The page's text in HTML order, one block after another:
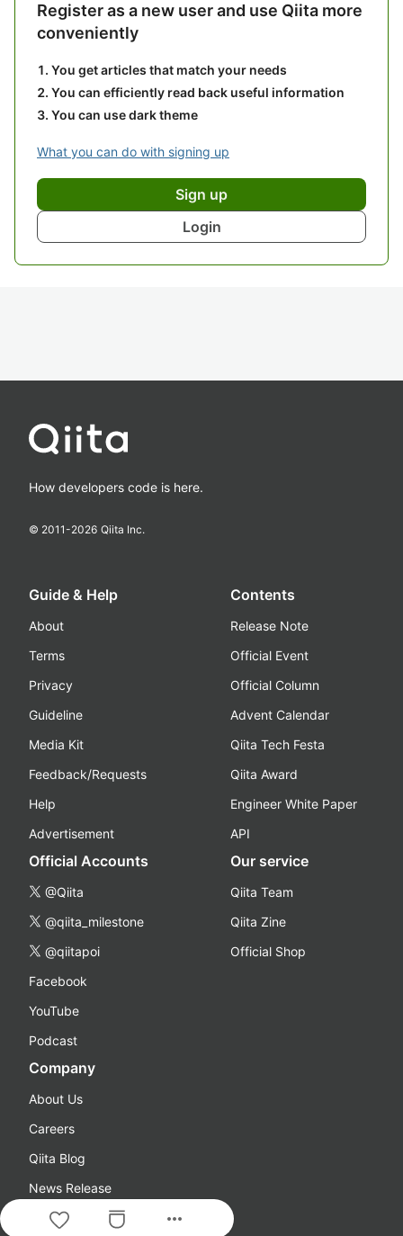
Register as a new user and use Qiita more
conveniently
You get articles that match your needs
You can efficiently read back useful information
You can use dark theme
What you can do with signing up
Sign up
Login
more_horiz
How developers code is here.
© 2011-2026 Qiita Inc.
Guide & Help
About
Terms
Privacy
Guideline
Media Kit
Feedback/Requests
Help
Advertisement
Contents
Release Note
Official Event
Official Column
Advent Calendar
Qiita Tech Festa
Qiita Award
Engineer White Paper
API
Official Accounts
@Qiita
@qiita_milestone
@qiitapoi
Facebook
YouTube
Podcast
Our service
Qiita Team
Qiita Zine
Official Shop
Company
About Us
Careers
Qiita Blog
News Release